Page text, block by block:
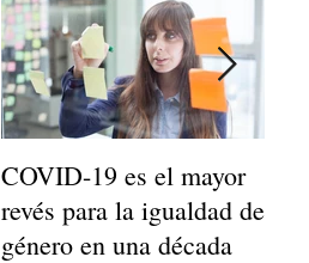
COVID-19 es el mayor
revés para la igualdad de
género en una década